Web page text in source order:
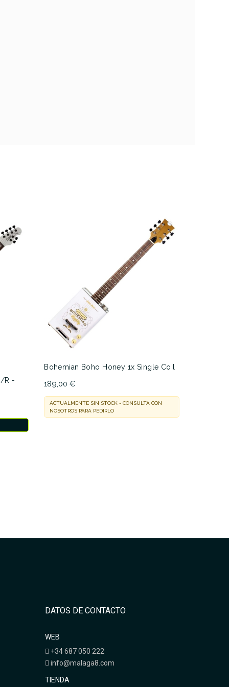
R -
Bohemian Boho Honey 1x Single Coil
189,00 €
ACTUALMENTE SIN STOCK - CONSULTA CON
NOSOTROS PARA PEDIRLO
DATOS DE CONTACTO
WEB
+34 687 050 222
info@malaga8.com
TIENDA